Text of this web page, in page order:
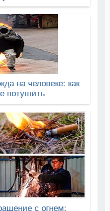
на человеке: как
потушить
с огнем: